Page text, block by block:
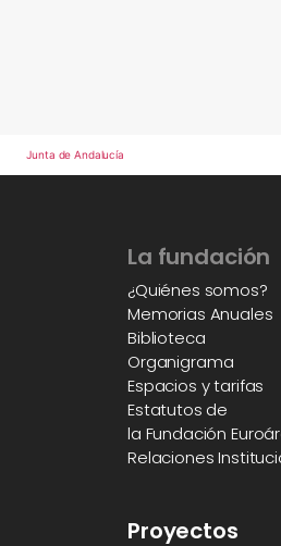
La fundación
¿Quiénes somos?
Memorias Anuales
Biblioteca
Organigrama
Espacios y tarifas
Estatutos de
la Fundación
Relaciones
Proyectos